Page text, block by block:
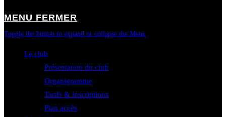
MENU FERMER
Toggle the button to expand or collapse the Menu
Le club
Présentation du club
Organigramme
Tarifs & inscriptions
Plan accès